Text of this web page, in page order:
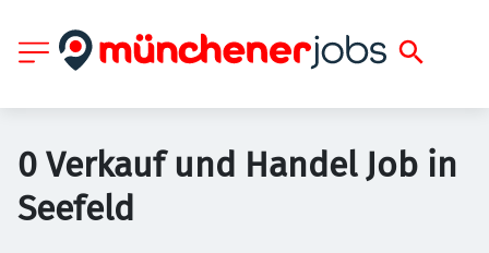
0 Verkauf und Handel Job in
Seefeld